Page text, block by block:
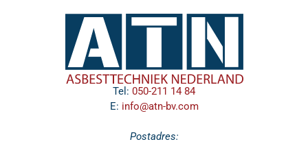
Tel: 050-211 14 84
E: info@atn-bv.com
Postadres: